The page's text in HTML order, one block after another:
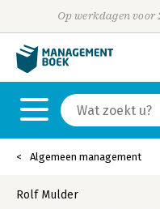
Op werkdagen voor
Algemeen management
Rolf Mulder